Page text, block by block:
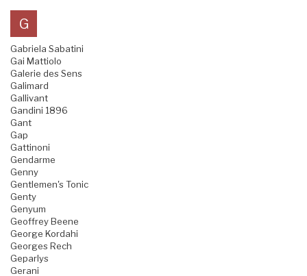
G
Gabriela Sabatini
Gai Mattiolo
Galerie des Sens
Galimard
Gallivant
Gandini 1896
Gant
Gap
Gattinoni
Gendarme
Genny
Gentlemen's Tonic
Genty
Genyum
Geoffrey Beene
George Kordahi
Georges Rech
Geparlys
Gerani